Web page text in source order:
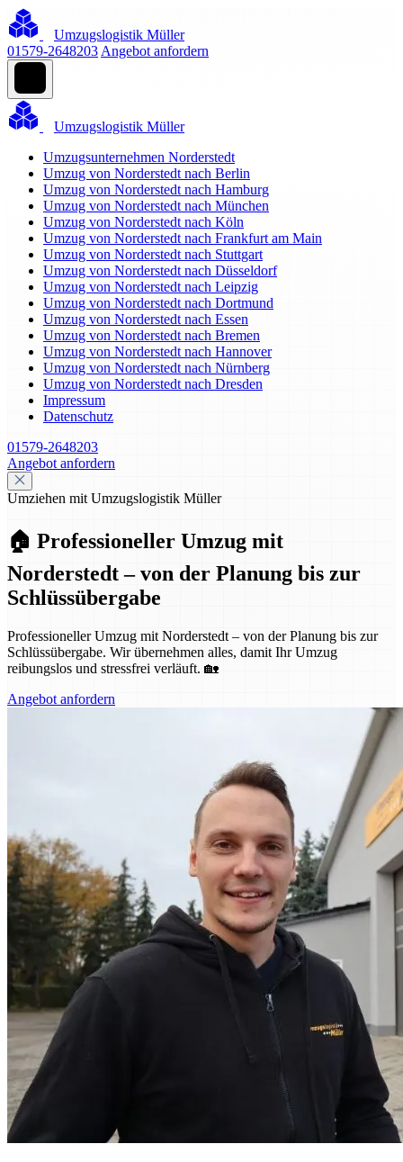
Umzugslogistik Müller
01579-2648203 Angebot anfordern
Umzugslogistik Müller
Umzugsunternehmen Norderstedt
Umzug von Norderstedt nach Berlin
Umzug von Norderstedt nach Hamburg
Umzug von Norderstedt nach München
Umzug von Norderstedt nach Köln
Umzug von Norderstedt nach Frankfurt am Main
Umzug von Norderstedt nach Stuttgart
Umzug von Norderstedt nach Düsseldorf
Umzug von Norderstedt nach Leipzig
Umzug von Norderstedt nach Dortmund
Umzug von Norderstedt nach Essen
Umzug von Norderstedt nach Bremen
Umzug von Norderstedt nach Hannover
Umzug von Norderstedt nach Nürnberg
Umzug von Norderstedt nach Dresden
Impressum
Datenschutz
01579-2648203
Angebot anfordern
Umziehen mit Umzugslogistik Müller
🏠 Professioneller Umzug mit
Norderstedt – von der Planung bis zur
Schlüssübergabe
Professioneller Umzug mit Norderstedt – von der Planung bis zur
Schlüssübergabe. Wir übernehmen alles, damit Ihr Umzug
reibungslos und stressfrei verläuft. 🏡
Angebot anfordern